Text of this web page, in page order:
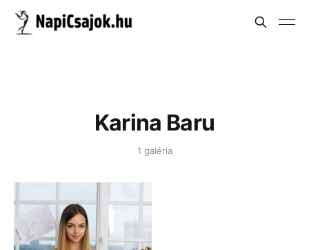
Karina Baru
1 galéria